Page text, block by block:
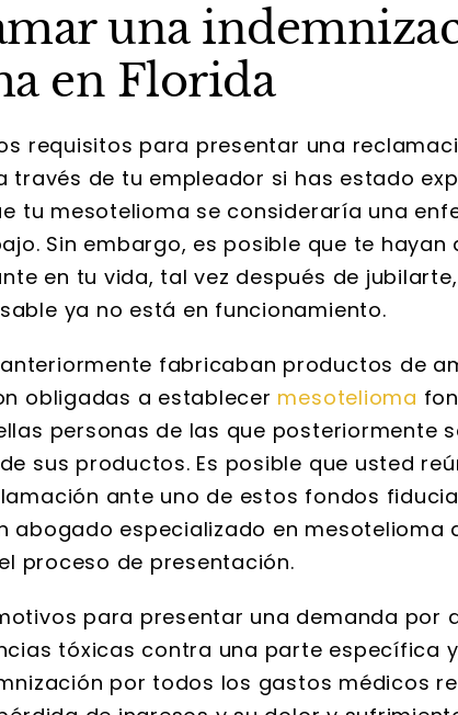
una
en Florida
requisitos para presentar una
través de tu empleador si has estado
tu mesotelioma se consideraría una
Sin embargo, es posible que te
en tu vida, tal vez después de
ya no está en funcionamiento.
fabricaban productos de
obligadas a establecer mesotelioma
personas de las que posteriormente
sus productos. Es posible que usted
ante uno de estos fondos
abogado especializado en mesotelioma
proceso de presentación.
para presentar una demanda por
tóxicas contra una parte específica
por todos los gastos médicos
Wallace y Graham son
extremadamente profesionales
y meticulosos. Yo estaba muy
impresionado con la cantidad de
información que reunieron y el
mantenimiento de registros
meticulosos que mantuvieron.
Todos los abogados de la firma
son muy amables...
He
sido